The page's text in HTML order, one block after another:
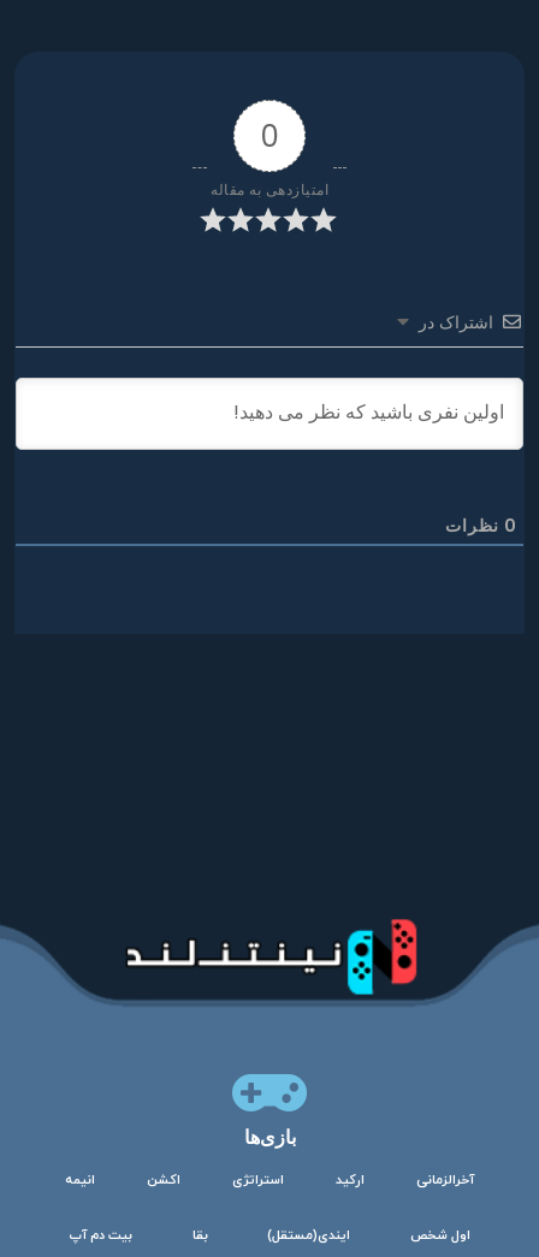
0
امتیازدهی به مقاله
اشتراک در
0 نظرات
بازی‌ها
آخرالزمانی ارکید استراتژی اکشن انیمه
اول شخص ایندی(مستقل) بقا بیت دم آپ